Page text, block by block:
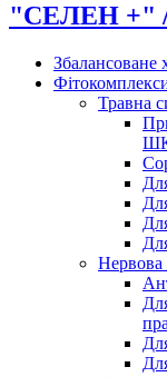
"СЕЛЕН +"
Збалансоване
Травна
Нервова